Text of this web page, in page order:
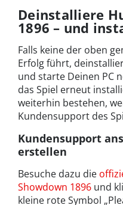
Deinstalliere
1896 – und
Falls keine der oben
Erfolg führt,
und starte Deinen PC
das Spiel erneut
weiterhin bestehen,
Kundensupport des
Kundensupport
erstellen
Besuche dazu die
Showdown 1896 und
kleine rote Symbol